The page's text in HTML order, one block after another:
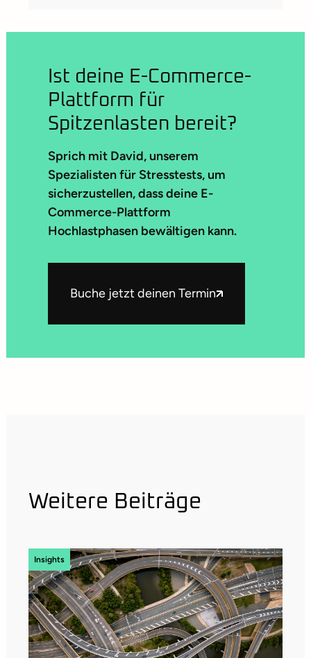
Ist deine E-Commerce-
Plattform für
Spitzenlasten bereit?
Sprich mit David, unserem
Spezialisten für Stresstests, um
sicherzustellen, dass deine E-
Commerce-Plattform
Hochlastphasen bewältigen kann.
Buche jetzt deinen Termin
Weitere Beiträge
Insights